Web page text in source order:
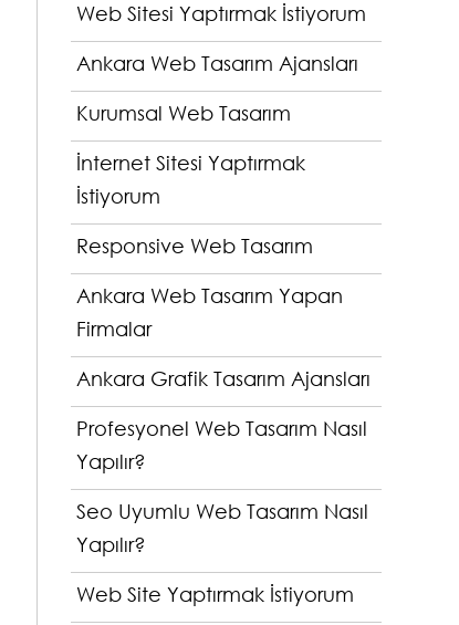
Web Sitesi Yaptırmak İstiyorum
Ankara Web Tasarım Ajansları
Kurumsal Web Tasarım
İnternet Sitesi Yaptırmak
İstiyorum
Responsive Web Tasarım
Ankara Web Tasarım Yapan
Firmalar
Ankara Grafik Tasarım Ajansları
Profesyonel Web Tasarım Nasıl
Yapılır?
Seo Uyumlu Web Tasarım Nasıl
Yapılır?
Web Site Yaptırmak İstiyorum